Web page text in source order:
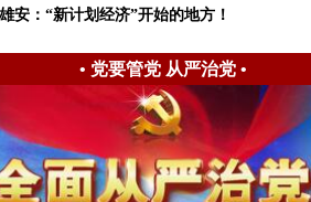
雄安：“新计划经济”开始的地方！
• 党要管党 从严治党•